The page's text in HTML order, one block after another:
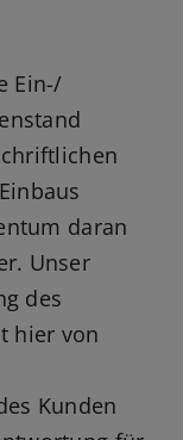
Ein-/
daran
Unser
des
hier von
Kunden